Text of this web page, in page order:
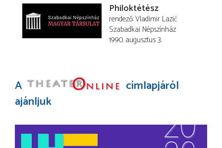
Philoktétész
rendező Vladimir Lazić
Szabadkai Népszínház
1990. augusztus 3.
A
címlapjáról
ajánljuk